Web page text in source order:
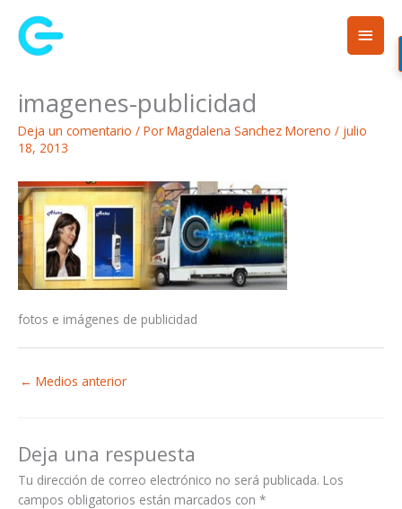
contenido
imagenes-publicidad
Deja un comentario / Por Magdalena Sanchez Moreno / julio
18, 2013
fotos e imágenes de publicidad
← Medios anterior
Deja una respuesta
Tu dirección de correo electrónico no será publicada. Los
campos obligatorios están marcados con *